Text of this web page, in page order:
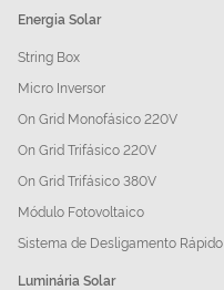
Energia Solar
String Box
Micro Inversor
On Grid Monofásico 220V
On Grid Trifásico 220V
On Grid Trifásico 380V
Módulo Fotovoltaico
Sistema de Desligamento Rápido
Luminária Solar